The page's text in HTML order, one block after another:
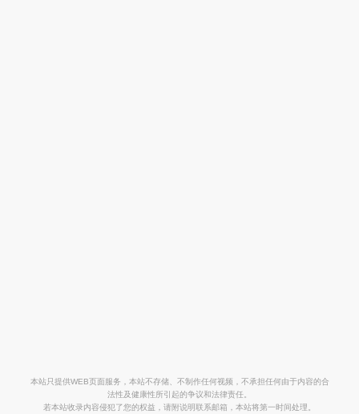
本站只提供WEB页面服务，本站不存储、不制作任何视频，不承担任何由于内容的合
法性及健康性所引起的争议和法律责任。
若本站收录内容侵犯了您的权益，请附说明联系邮箱，本站将第一时间处理。